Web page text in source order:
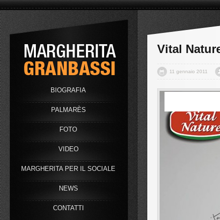
BIOGRAFIA
PALMARÈS
FOTO
VIDEO
MARGHERITA PER IL SOCIALE
NEWS
CONTATTI
Grave infortunio per
Vital
11 gennaio 2011